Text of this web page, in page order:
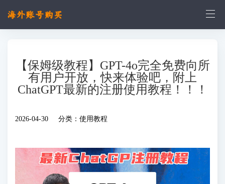
【保姆级教程】GPT-4o完全免费向所
有用户开放，快来体验吧，附上
ChatGPT最新的注册使用教程！！！
2026-04-30 分类： 使用教程